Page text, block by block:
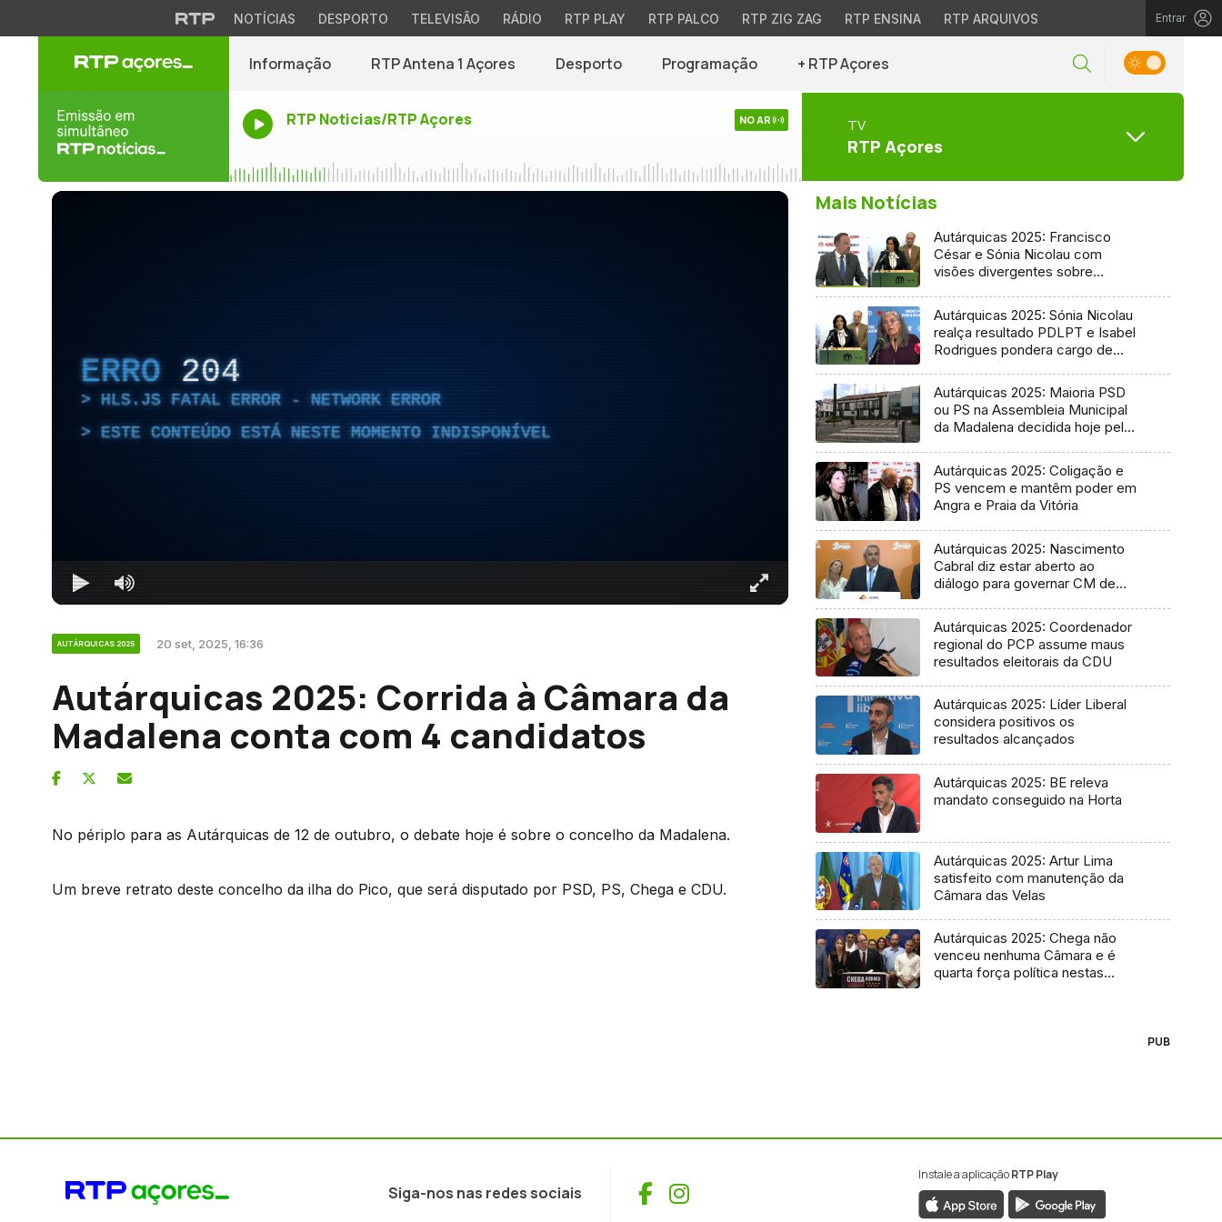
NOTÍCIAS DESPORTO TELEVISÃO RÁDIO RTP PLAY RTP PALCO RTP ZIG ZAG RTP ENSINA RTP ARQUIVOS Entrar
Informação RTP Antena 1 Açores Desporto Programação + RTP Açores
RTP Noticias/RTP Açores NO AR TV
RTP Açores
ERRO 204
HLS.JS FATAL ERROR - NETWORK ERROR
ESTE CONTEÚDO ESTÁ NESTE MOMENTO INDISPONÍVEL
AUTÁRQUICAS 2025 20 set, 2025, 16:36
Autárquicas 2025: Corrida à Câmara da
Madalena conta com 4 candidatos
No périplo para as Autárquicas de 12 de outubro, o debate hoje é sobre o concelho da Madalena.
Um breve retrato deste concelho da ilha do Pico, que será disputado por PSD, PS, Chega e CDU.
Mais Notícias
Autárquicas 2025: Francisco
César e Sónia Nicolau com
visões divergentes sobre
Autárquicas 2025: Sónia Nicolau
realça resultado PDLPT e Isabel
Rodrigues pondera cargo de
Autárquicas 2025: Maioria PSD
ou PS na Assembleia Municipal
da Madalena decidida hoje pelo
Autárquicas 2025: Coligação e
PS vencem e mantêm poder em
Angra e Praia da Vitória
Autárquicas 2025: Nascimento
Cabral diz estar aberto ao
diálogo para governar CM de
Autárquicas 2025: Coordenador
regional do PCP assume maus
resultados eleitorais da CDU
Autárquicas 2025: Líder Liberal
considera positivos os
resultados alcançados
Autárquicas 2025: BE releva
mandato conseguido na Horta
Autárquicas 2025: Artur Lima
satisfeito com manutenção da
Câmara das Velas
Autárquicas 2025: Chega não
venceu nenhuma Câmara e é
quarta força política nestas
PUB
Siga-nos nas redes sociais Facebook
Instagram
Instale a aplicaçãoRTP Play